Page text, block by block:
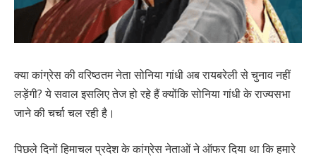
क्या कांग्रेस की वरिष्ठतम नेता सोनिया गांधी अब रायबरेली से चुनाव नहीं
लड़ेंगी? ये सवाल इसलिए तेज हो रहे हैं क्योंकि सोनिया गांधी के राज्यसभा
जाने की चर्चा चल रही है।
पिछले दिनों हिमाचल प्रदेश के कांग्रेस नेताओं ने ऑफर दिया था कि हमारे